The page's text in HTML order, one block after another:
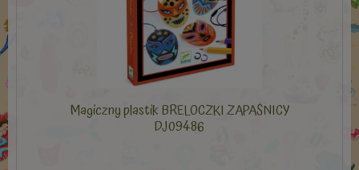
Magiczny plastik BRELOCZKI ZAPAŚNICY
DJ09486